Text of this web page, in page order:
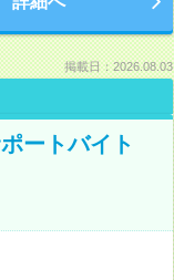
掲載日：2026.08.03
ートバイト